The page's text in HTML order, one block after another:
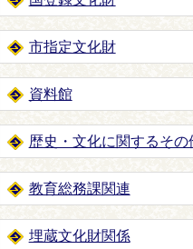
市指定文化財
資料館
歴史・文化に関するその
教育総務課関連
埋蔵文化財関係